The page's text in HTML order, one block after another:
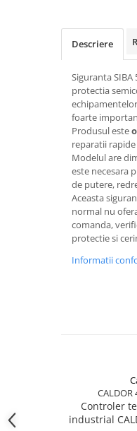
Rezistenta boiler
Rezistenta bain marie
Rezistenta cu electric
Rezistente electrice
Rezistenta cuptor
Mese de lucru metalice &
echipamente de atelier
Bancuri & mese de lucru
Bancuri de lucru 1.5 Metru
Bancuri de lucru
Aparate de sudura plastic
Accesorii
Descriere
Siguranta
protectia
foarte
Produsul este
reparatii
Modelul are
este necesara
de putere,
Aceasta
normal nu
comanda,
protectie si
Informatii
CALDOR
Controler
industrial CALDOR